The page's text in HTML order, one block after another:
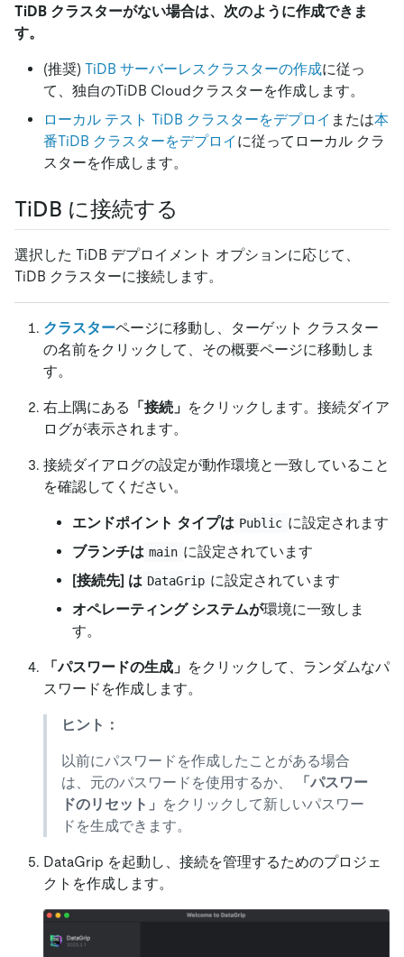
TiDB クラスターがない場合は、次のように作成できま
す。
(推奨) TiDB サーバーレスクラスターの作成に従っ
て、独自のTiDB Cloudクラスターを作成します。
ローカル テスト TiDB クラスターをデプロイ または本
番TiDB クラスターをデプロイ に従ってローカル クラ
スターを作成します。
TiDB に接続する
選択した TiDB デプロイメント オプションに応じて、
TiDB クラスターに接続します。
クラスターページに移動し、ターゲット クラスター
の名前をクリックして、その概要ページに移動しま
す。
右上隅にある 「接続」 をクリックします。接続ダイア
ログが表示されます。
接続ダイアログの設定が動作環境と一致していること
を確認してください。
エンドポイント タイプは Public に設定されます
ブランチは main に設定されています
[接続先] は DataGrip に設定されています
オペレーティング システムが環境に一致しま
す。
「パスワードの生成」 をクリックして、ランダムなパ
スワードを作成します。
ヒント：
以前にパスワードを作成したことがある場合
は、元のパスワードを使用するか、
「パスワー
ドのリセット」 をクリックして新しいパスワー
ドを生成できます。
DataGrip を起動し、接続を管理するためのプロジェ
クトを作成します。